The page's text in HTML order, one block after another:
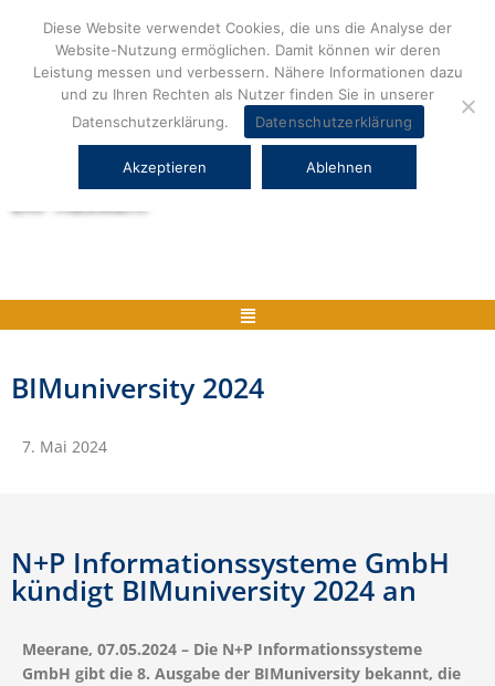
springen
Herstellerneutrale ERP Beratung und
Menü
BIMuniversity 2024
7. Mai 2024
N+P Informationssysteme GmbH
kündigt BIMuniversity 2024 an
Meerane, 07.05.2024 – Die N+P Informationssysteme
GmbH gibt die 8. Ausgabe der BIMuniversity bekannt, die
Diese Website verwendet Cookies, die uns die Analyse der
Website-Nutzung ermöglichen. Damit können wir deren
Leistung messen und verbessern. Nähere Informationen dazu
und zu Ihren Rechten als Nutzer finden Sie in unserer
Datenschutzerklärung.
Datenschutzerklärung
Akzeptieren Ablehnen